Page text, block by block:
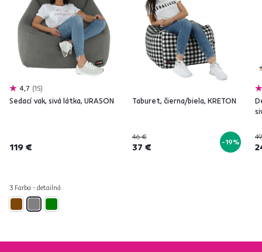
4,7 15
Sedací vak, sivá látka, URASON
119 €
3 Farba - detailná
Taburet, čierna/biela, KRETON
46 €
37 € -19%